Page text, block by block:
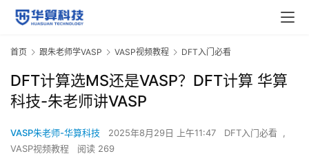
首页 跟朱老师学VASP VASP视频教程 DFT入门必看
DFT计算选MS还是VASP？DFT计算 华算
科技-朱老师讲VASP
VASP朱老师-华算科技 2025年8月29日 上午11:47 DFT入门必看 ,
VASP视频教程
阅读 269